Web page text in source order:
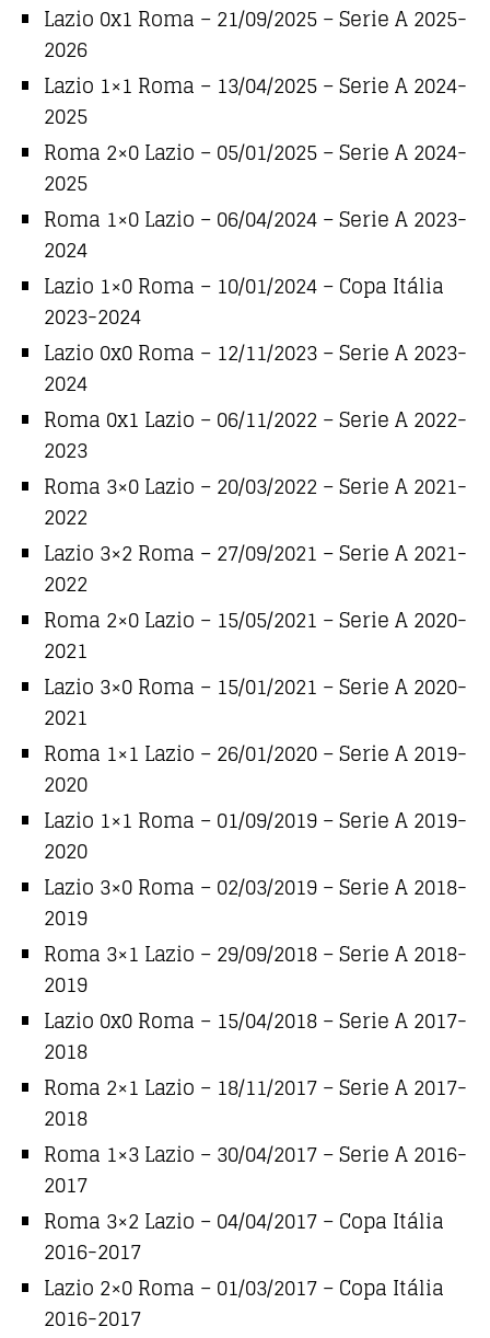
Lazio 0x1 Roma – 21/09/2025 – Serie A 2025-
2026
Lazio 1×1 Roma – 13/04/2025 – Serie A 2024-
2025
Roma 2×0 Lazio – 05/01/2025 – Serie A 2024-
2025
Roma 1×0 Lazio – 06/04/2024 – Serie A 2023-
2024
Lazio 1×0 Roma – 10/01/2024 – Copa Itália
2023-2024
Lazio 0x0 Roma – 12/11/2023 – Serie A 2023-
2024
Roma 0x1 Lazio – 06/11/2022 – Serie A 2022-
2023
Roma 3×0 Lazio – 20/03/2022 – Serie A 2021-
2022
Lazio 3×2 Roma – 27/09/2021 – Serie A 2021-
2022
Roma 2×0 Lazio – 15/05/2021 – Serie A 2020-
2021
Lazio 3×0 Roma – 15/01/2021 – Serie A 2020-
2021
Roma 1×1 Lazio – 26/01/2020 – Serie A 2019-
2020
Lazio 1×1 Roma – 01/09/2019 – Serie A 2019-
2020
Lazio 3×0 Roma – 02/03/2019 – Serie A 2018-
2019
Roma 3×1 Lazio – 29/09/2018 – Serie A 2018-
2019
Lazio 0x0 Roma – 15/04/2018 – Serie A 2017-
2018
Roma 2×1 Lazio – 18/11/2017 – Serie A 2017-
2018
Roma 1×3 Lazio – 30/04/2017 – Serie A 2016-
2017
Roma 3×2 Lazio – 04/04/2017 – Copa Itália
2016-2017
Lazio 2×0 Roma – 01/03/2017 – Copa Itália
2016-2017